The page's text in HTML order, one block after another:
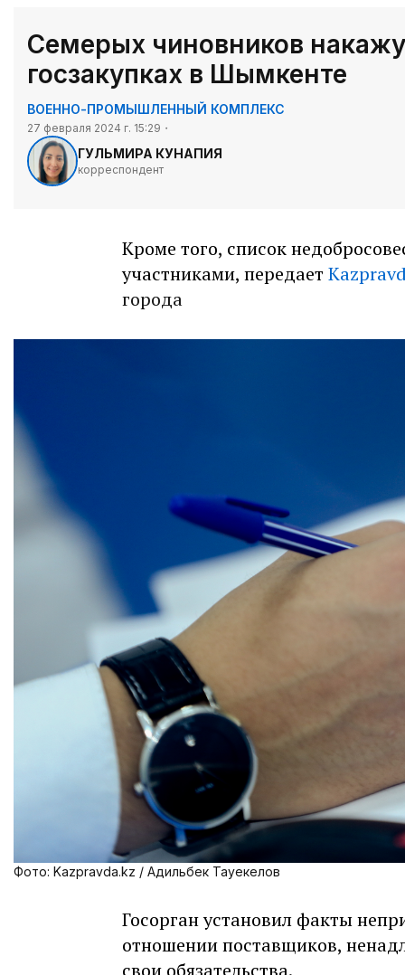
Семерых чиновников
госзакупках в Шымкенте
ВОЕННО-ПРОМЫШЛЕННЫЙ КОМПЛЕКС
27 февраля 2024 г. 15:29
ГУЛЬМИРА КУНАПИЯ
корреспондент
Кроме того, список
участниками, передает
города
Фото: Kazpravda.kz / Адильбек Тауекелов
Госорган установил факты
отношении поставщиков,
свои обязательства.